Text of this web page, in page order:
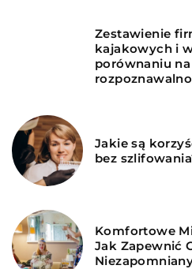
Zestawienie
kajakowych i
porównaniu
Jakie są
bez
Komfortowe
Jak Zapewnić